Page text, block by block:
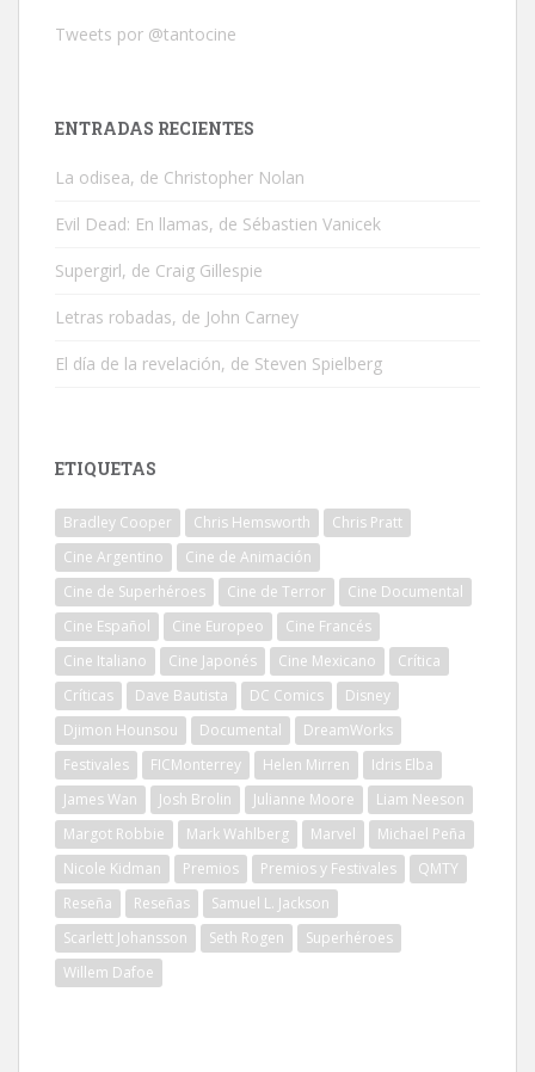
Tweets por @tantocine
ENTRADAS RECIENTES
La odisea, de Christopher Nolan
Evil Dead: En llamas, de Sébastien Vanicek
Supergirl, de Craig Gillespie
Letras robadas, de John Carney
El día de la revelación, de Steven Spielberg
ETIQUETAS
Bradley Cooper Chris Hemsworth
Chris Pratt
Cine Argentino
Cine de Animación
Cine de Superhéroes
Cine de Terror
Cine Documental
Cine Español
Cine Europeo
Cine Francés
Cine Italiano
Cine Japonés Cine Mexicano
Crítica
Críticas
Dave Bautista DC Comics
Disney
Djimon Hounsou
Documental
DreamWorks
Festivales
FICMonterrey Helen Mirren
Idris Elba
James Wan
Josh Brolin Julianne Moore
Liam Neeson
Margot Robbie
Mark Wahlberg Marvel
Michael Peña
Nicole Kidman
Premios Premios y Festivales
QMTY
Reseña
Reseñas
Samuel L. Jackson
Scarlett Johansson
Seth Rogen
Superhéroes
Willem Dafoe